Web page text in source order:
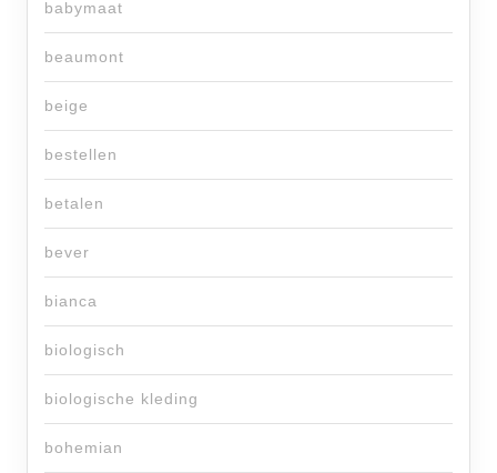
babymaat
beaumont
beige
bestellen
betalen
bever
bianca
biologisch
biologische kleding
bohemian